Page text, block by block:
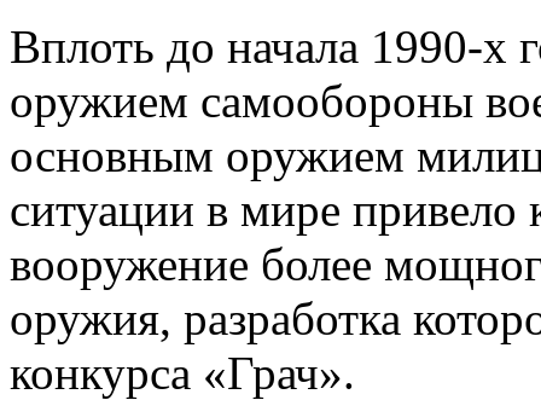
Вплоть до начала 1990-х
оружием самообороны
основным оружием
ситуации в мире
вооружение более
оружия, разработка
конкурса «Грач».